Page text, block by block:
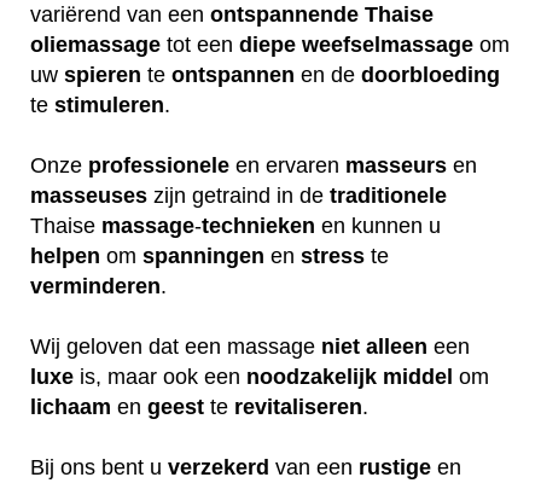
variërend van een ontspannende Thaise
oliemassage tot een diepe weefselmassage om
uw spieren te ontspannen en de doorbloeding
te stimuleren.
Onze professionele en ervaren masseurs en
masseuses zijn getraind in de traditionele
Thaise massage-technieken en kunnen u
helpen om spanningen en stress te
verminderen.
Wij geloven dat een massage niet alleen een
luxe is, maar ook een noodzakelijk middel om
lichaam en geest te revitaliseren.
Bij ons bent u verzekerd van een rustige en